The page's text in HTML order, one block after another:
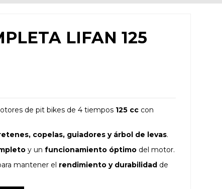
LIFAN 125
de pit bikes de 4 tiempos 125 cc con
copelas, guiadores y árbol de levas.
y un funcionamiento óptimo del motor.
mantener el rendimiento y durabilidad de